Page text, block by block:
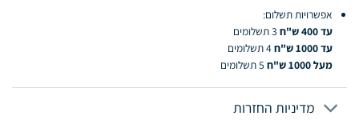
אפשרויות תשלום:
עד 400 ש"ח
3 תשלומים
עד 1000 ש"ח
4 תשלומים
מעל 1000 ש"ח
5 תשלומים
מדיניות החזרות